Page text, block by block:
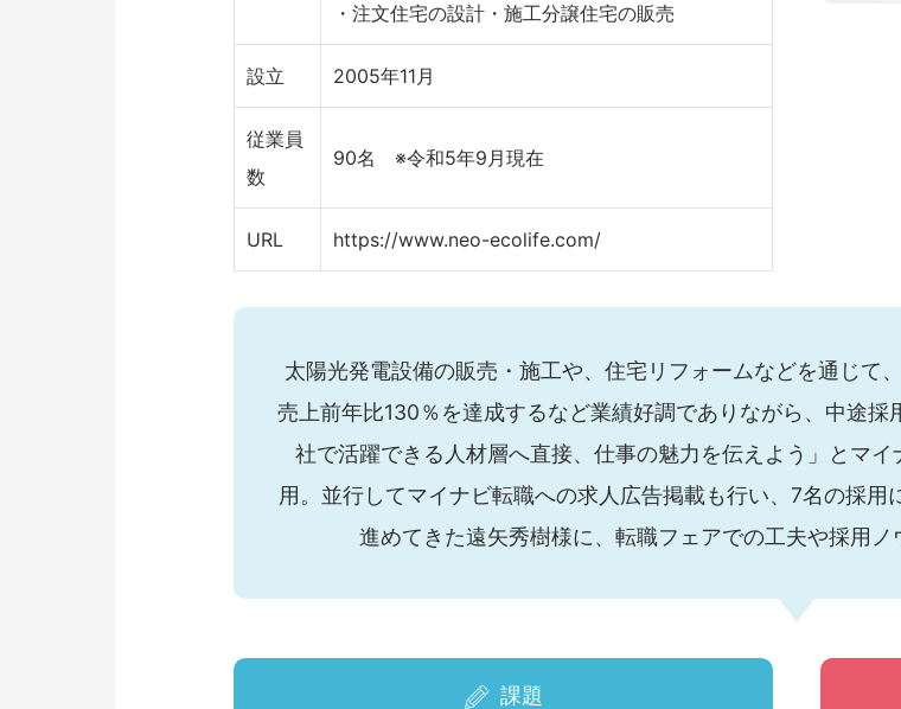
・注文住宅の設計・施工分譲住宅の販売
設立 2005年11月
従業員
数
90名 ※令和5年9月現在
URL https://www.neo-ecolife.com/
太陽光発電設備の販売・施工や、住宅リフォームなどを通じて
売上前年比130％を達成するなど業績好調でありながら、中途
社で活躍できる人材層へ直接、仕事の魅力を伝えよう」とマ
用。並行してマイナビ転職への求人広告掲載も行い、7名の採
進めてきた遠矢秀樹様に、転職フェアでの工夫や採用ノ
課題